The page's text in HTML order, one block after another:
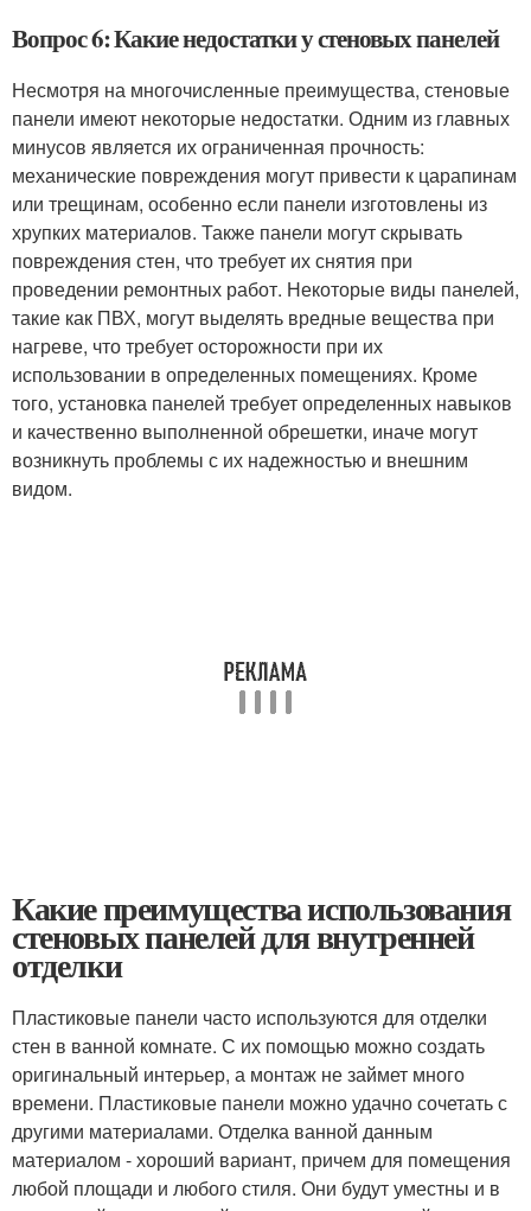
Вопрос 6: Какие недостатки у стеновых панелей
Несмотря на многочисленные преимущества, стеновые
панели имеют некоторые недостатки. Одним из главных
минусов является их ограниченная прочность:
механические повреждения могут привести к царапинам
или трещинам, особенно если панели изготовлены из
хрупких материалов. Также панели могут скрывать
повреждения стен, что требует их снятия при
проведении ремонтных работ. Некоторые виды панелей,
такие как ПВХ, могут выделять вредные вещества при
нагреве, что требует осторожности при их
использовании в определенных помещениях. Кроме
того, установка панелей требует определенных навыков
и качественно выполненной обрешетки, иначе могут
возникнуть проблемы с их надежностью и внешним
видом.
Какие преимущества использования
стеновых панелей для внутренней
отделки
Пластиковые панели часто используются для отделки
стен в ванной комнате. С их помощью можно создать
оригинальный интерьер, а монтаж не займет много
времени. Пластиковые панели можно удачно сочетать с
другими материалами. Отделка ванной данным
материалом - хороший вариант, причем для помещения
любой площади и любого стиля. Они будут уместны и в